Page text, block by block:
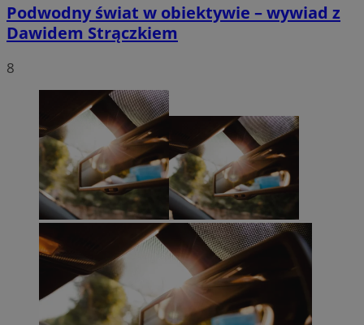
Podwodny świat w obiektywie – wywiad z
Dawidem Strączkiem
8